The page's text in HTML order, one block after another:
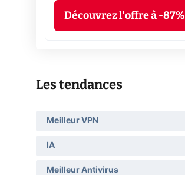
Découvrez l'offre à -87%
Les tendances
Meilleur VPN
IA
Meilleur Antivirus